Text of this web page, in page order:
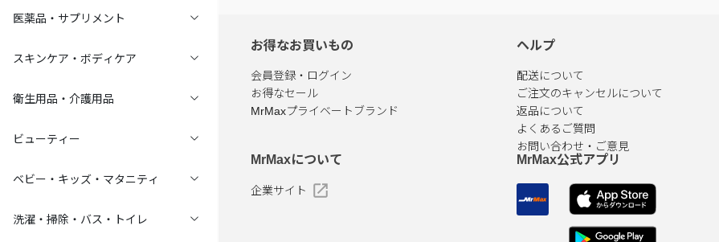
医薬品・サプリメント
スキンケア・ボディケア
衛生用品・介護用品
ビューティー
ベビー・キッズ・マタニティ
洗濯・掃除・バス・トイレ
お得なお買いもの
会員登録・ログイン
お得なセール
MrMaxプライベートブランド
ヘルプ
配送について
ご注文のキャンセルについて
返品について
よくあるご質問
お問い合わせ・ご意見
MrMaxについて
企業サイト
MrMax公式アプリ